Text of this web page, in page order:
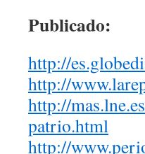
Publicado:
http://
http://
http://
patrio.html
http://